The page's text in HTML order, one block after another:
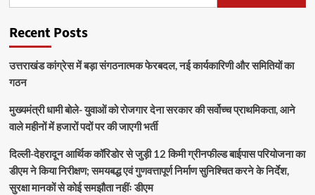
Recent Posts
उत्तराखंड कांग्रेस में बड़ा संगठनात्मक फेरबदल, नई कार्यकारिणी और समितियों का
गठन
मुख्यमंत्री धामी बोले- युवाओं को रोजगार देना सरकार की सर्वोच्च प्राथमिकता, आने
वाले महीनों में हजारों पदों पर की जाएगी भर्ती
दिल्ली-देहरादून आर्थिक कॉरिडोर से जुड़ी 12 किमी ग्रीनफील्ड बाईपास परियोजना का
डीएम ने किया निरीक्षण; समयबद्ध एवं गुणवत्तापूर्ण निर्माण सुनिश्चित करने के निर्देश,
सुरक्षा मानकों से कोई समझौता नहींः डीएम